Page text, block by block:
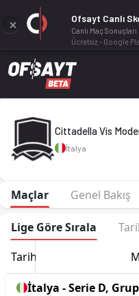
Cittadella Vis Modena 25-
Cittadella Vis
İtalya
Maçlar Genel Bakış
Lige Göre Sırala
Tarih
İtalya - Serie D,
Ofsayt Canlı
Canlı Maç Sonuçları
Ücretsiz - Google